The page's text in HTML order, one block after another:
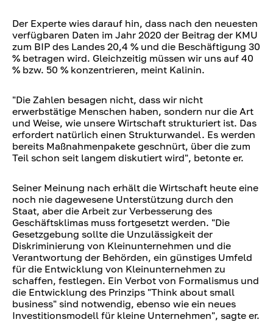
Der Experte wies darauf hin, dass nach den neuesten
verfügbaren Daten im Jahr 2020 der Beitrag der KMU
zum BIP des Landes 20,4 % und die Beschäftigung 30
% betragen wird. Gleichzeitig müssen wir uns auf 40
% bzw. 50 % konzentrieren, meint Kalinin.
"Die Zahlen besagen nicht, dass wir nicht
erwerbstätige Menschen haben, sondern nur die Art
und Weise, wie unsere Wirtschaft strukturiert ist. Das
erfordert natürlich einen Strukturwandel. Es werden
bereits Maßnahmenpakete geschnürt, über die zum
Teil schon seit langem diskutiert wird", betonte er.
Seiner Meinung nach erhält die Wirtschaft heute eine
noch nie dagewesene Unterstützung durch den
Staat, aber die Arbeit zur Verbesserung des
Geschäftsklimas muss fortgesetzt werden. "Die
Gesetzgebung sollte die Unzulässigkeit der
Diskriminierung von Kleinunternehmen und die
Verantwortung der Behörden, ein günstiges Umfeld
für die Entwicklung von Kleinunternehmen zu
schaffen, festlegen. Ein Verbot von Formalismus und
die Entwicklung des Prinzips "Think about small
business" sind notwendig, ebenso wie ein neues
Investitionsmodell für kleine Unternehmen", sagte er.